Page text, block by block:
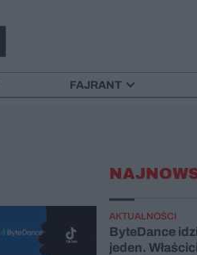
FAJRANT
AKTUALNOŚCI
ByteDance
jeden.